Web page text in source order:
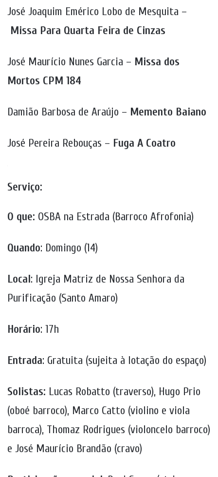
José Joaquim Emérico Lobo de Mesquita –
Missa Para Quarta Feira de Cinzas
José Maurício Nunes Garcia – Missa dos
Mortos CPM 184
Damião Barbosa de Araújo – Memento Baiano
José Pereira Rebouças – Fuga A Coatro
.
Serviço:
O que: OSBA na Estrada (Barroco Afrofonia)
Quando: Domingo (14)
Local: Igreja Matriz de Nossa Senhora da
Purificação (Santo Amaro)
Horário: 17h
Entrada: Gratuita (sujeita à lotação do espaço)
Solistas: Lucas Robatto (traverso), Hugo Prio
(oboé barroco), Marco Catto (violino e viola
barroca), Thomaz Rodrigues (violoncelo barroco)
e José Maurício Brandão (cravo)